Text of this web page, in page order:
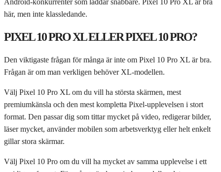
Android-konkurrenter som laddar snabbare. Pixel 10 Pro XL är bra
här, men inte klassledande.
PIXEL 10 PRO XL ELLER PIXEL 10 PRO?
Den viktigaste frågan för många är inte om Pixel 10 Pro XL är bra.
Frågan är om man verkligen behöver XL-modellen.
Välj Pixel 10 Pro XL om du vill ha största skärmen, mest
premiumkänsla och den mest kompletta Pixel-upplevelsen i stort
format. Den passar dig som tittar mycket på video, redigerar bilder,
läser mycket, använder mobilen som arbetsverktyg eller helt enkelt
gillar stora skärmar.
Välj Pixel 10 Pro om du vill ha mycket av samma upplevelse i ett